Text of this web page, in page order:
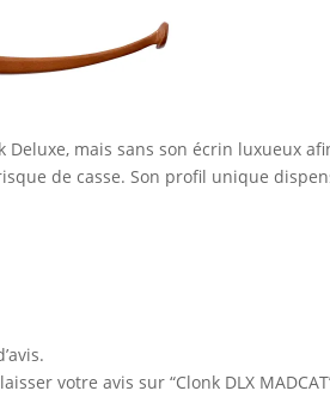
Deluxe, mais sans son écrin luxueux
de casse. Son profil unique
votre avis sur “Clonk DLX